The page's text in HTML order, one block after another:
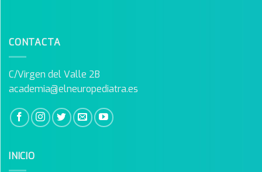
CONTACTA
C/Virgen del Valle 2B
academia@elneuropediatra.es
INICIO